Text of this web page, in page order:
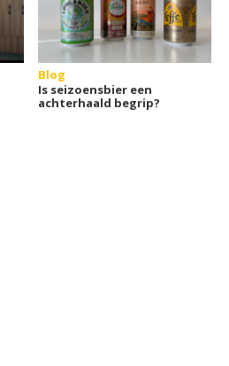
Blog
Is seizoensbier een
achterhaald begrip?